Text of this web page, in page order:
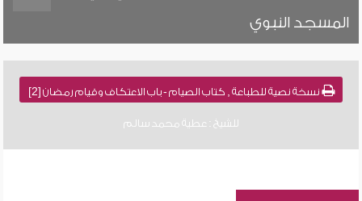
المسجد النبوي
للشيخ : عطية محمد سالم